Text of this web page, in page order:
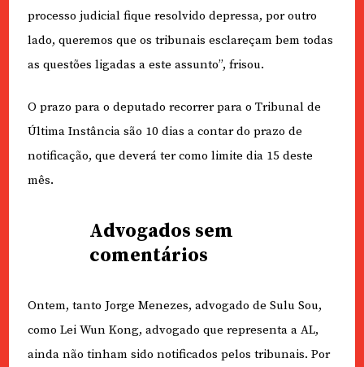
processo judicial fique resolvido depressa, por outro
lado, queremos que os tribunais esclareçam bem todas
as questões ligadas a este assunto”, frisou.
O prazo para o deputado recorrer para o Tribunal de
Última Instância são 10 dias a contar do prazo de
notificação, que deverá ter como limite dia 15 deste
mês.
Advogados sem
comentários
Ontem, tanto Jorge Menezes, advogado de Sulu Sou,
como Lei Wun Kong, advogado que representa a AL,
ainda não tinham sido notificados pelos tribunais. Por